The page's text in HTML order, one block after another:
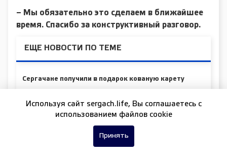
– Мы обязательно это сделаем в ближайшее
время. Спасибо за конструктивный разговор.
ЕЩЕ НОВОСТИ ПО ТЕМЕ
Сергачане получили в подарок кованую карету
В Сергаче прошел конкурс на звание «Мисс
Используя сайт sergach.life, Вы соглашаетесь c
использованием файлов cookie
Принять